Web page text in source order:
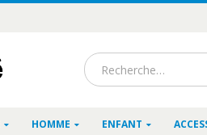
HOMME ENFANT